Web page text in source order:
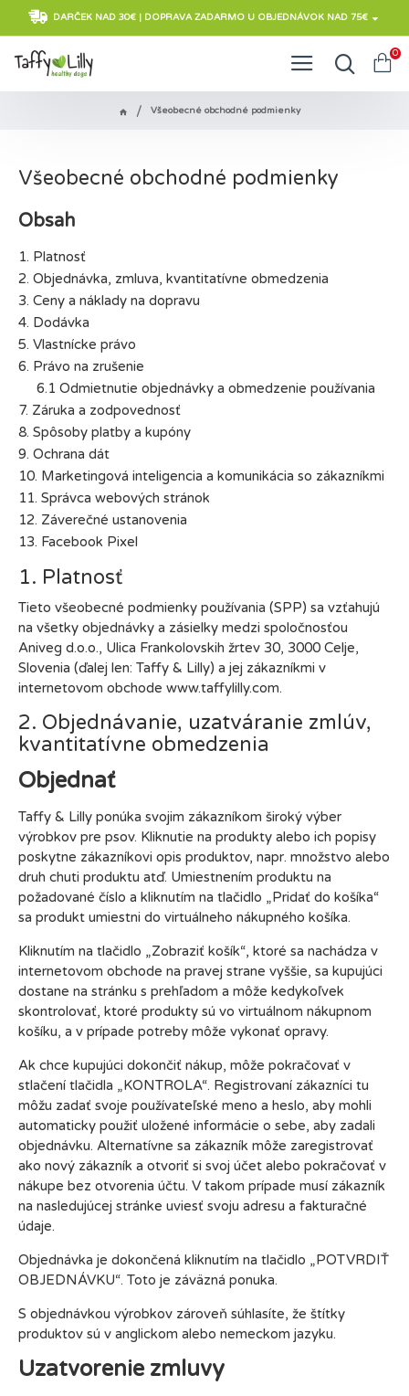
DARČEK NAD 30€ | DOPRAVA ZADARMO U OBJEDNÁVOK NAD 75€
0
Všeobecné obchodné podmienky
Všeobecné obchodné podmienky
Obsah
1. Platnosť
2. Objednávka, zmluva, kvantitatívne obmedzenia
3. Ceny a náklady na dopravu
4. Dodávka
5. Vlastnícke právo
6. Právo na zrušenie
6.1 Odmietnutie objednávky a obmedzenie používania
7. Záruka a zodpovednosť
8. Spôsoby platby a kupóny
9. Ochrana dát
10. Marketingová inteligencia a komunikácia so zákazníkmi
11. Správca webových stránok
12. Záverečné ustanovenia
13. Facebook Pixel
1. Platnosť
Tieto všeobecné podmienky používania (SPP) sa vzťahujú
na všetky objednávky a zásielky medzi spoločnosťou
Aniveg d.o.o., Ulica Frankolovskih žrtev 30, 3000 Celje,
Slovenia (ďalej len: Taffy & Lilly) a jej zákazníkmi v
internetovom obchode www.taffylilly.com.
2. Objednávanie, uzatváranie zmlúv,
kvantitatívne obmedzenia
Objednať
Taffy & Lilly ponúka svojim zákazníkom široký výber
výrobkov pre psov. Kliknutie na produkty alebo ich popisy
poskytne zákazníkovi opis produktov, napr. množstvo alebo
druh chuti produktu atď. Umiestnením produktu na
požadované číslo a kliknutím na tlačidlo „Pridať do košíka“
sa produkt umiestni do virtuálneho nákupného košíka.
Kliknutím na tlačidlo „Zobraziť košík“, ktoré sa nachádza v
internetovom obchode na pravej strane vyššie, sa kupujúci
dostane na stránku s prehľadom a môže kedykoľvek
skontrolovať, ktoré produkty sú vo virtuálnom nákupnom
košíku, a v prípade potreby môže vykonať opravy.
Ak chce kupujúci dokončiť nákup, môže pokračovať v
stlačení tlačidla „KONTROLA“. Registrovaní zákazníci tu
môžu zadať svoje používateľské meno a heslo, aby mohli
automaticky použiť uložené informácie o sebe, aby zadali
objednávku. Alternatívne sa zákazník môže zaregistrovať
ako nový zákazník a otvoriť si svoj účet alebo pokračovať v
nákupe bez otvorenia účtu. V takom prípade musí zákazník
na nasledujúcej stránke uviesť svoju adresu a fakturačné
údaje.
Objednávka je dokončená kliknutím na tlačidlo „POTVRDIŤ
OBJEDNÁVKU“. Toto je záväzná ponuka.
S objednávkou výrobkov zároveň súhlasíte, že štítky
produktov sú v anglickom alebo nemeckom jazyku.
Uzatvorenie zmluvy